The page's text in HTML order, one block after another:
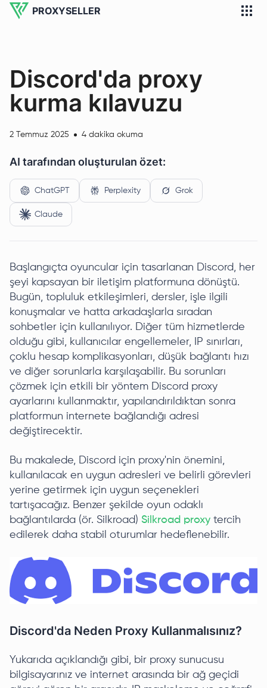
PROXYSELLER
Discord'da proxy
kurma kılavuzu
2 Temmuz 2025 4 dakika okuma
AI tarafından oluşturulan özet:
ChatGPT Perplexity Grok
Claude
Başlangıçta oyuncular için tasarlanan Discord, her
şeyi kapsayan bir iletişim platformuna dönüştü.
Bugün, topluluk etkileşimleri, dersler, işle ilgili
konuşmalar ve hatta arkadaşlarla sıradan
sohbetler için kullanılıyor. Diğer tüm hizmetlerde
olduğu gibi, kullanıcılar engellemeler, IP sınırları,
çoklu hesap komplikasyonları, düşük bağlantı hızı
ve diğer sorunlarla karşılaşabilir. Bu sorunları
çözmek için etkili bir yöntem Discord proxy
ayarlarını kullanmaktır, yapılandırıldıktan sonra
platformun internete bağlandığı adresi
değiştirecektir.
Bu makalede, Discord için proxy'nin önemini,
kullanılacak en uygun adresleri ve belirli görevleri
yerine getirmek için uygun seçenekleri
tartışacağız. Benzer şekilde oyun odaklı
bağlantılarda (ör. Silkroad) Silkroad proxy tercih
edilerek daha stabil oturumlar hedeflenebilir.
Discord'da Neden Proxy Kullanmalısınız?
Yukarıda açıklandığı gibi, bir proxy sunucusu
bilgisayarınız ve internet arasında bir ağ geçidi